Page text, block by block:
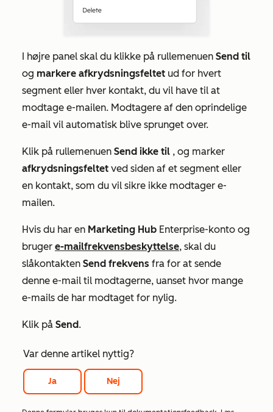
I højre panel skal du klikke på rullemenuen Send til
og markere afkrydsningsfeltet ud for hvert
segment eller hver kontakt, du vil have til at
modtage e-mailen. Modtagere af den oprindelige
e-mail vil automatisk blive sprunget over.
Klik på rullemenuen Send ikke til , og marker
afkrydsningsfeltet ved siden af et segment eller
en kontakt, som du vil sikre ikke modtager e-
mailen.
Hvis du har en Marketing Hub Enterprise-konto og
bruger e-mailfrekvensbeskyttelse, skal du
slåkontakten Send frekvens fra for at sende
denne e-mail til modtagerne, uanset hvor mange
e-mails de har modtaget for nylig.
Klik på Send.
Var denne artikel nyttig?
Ja Nej